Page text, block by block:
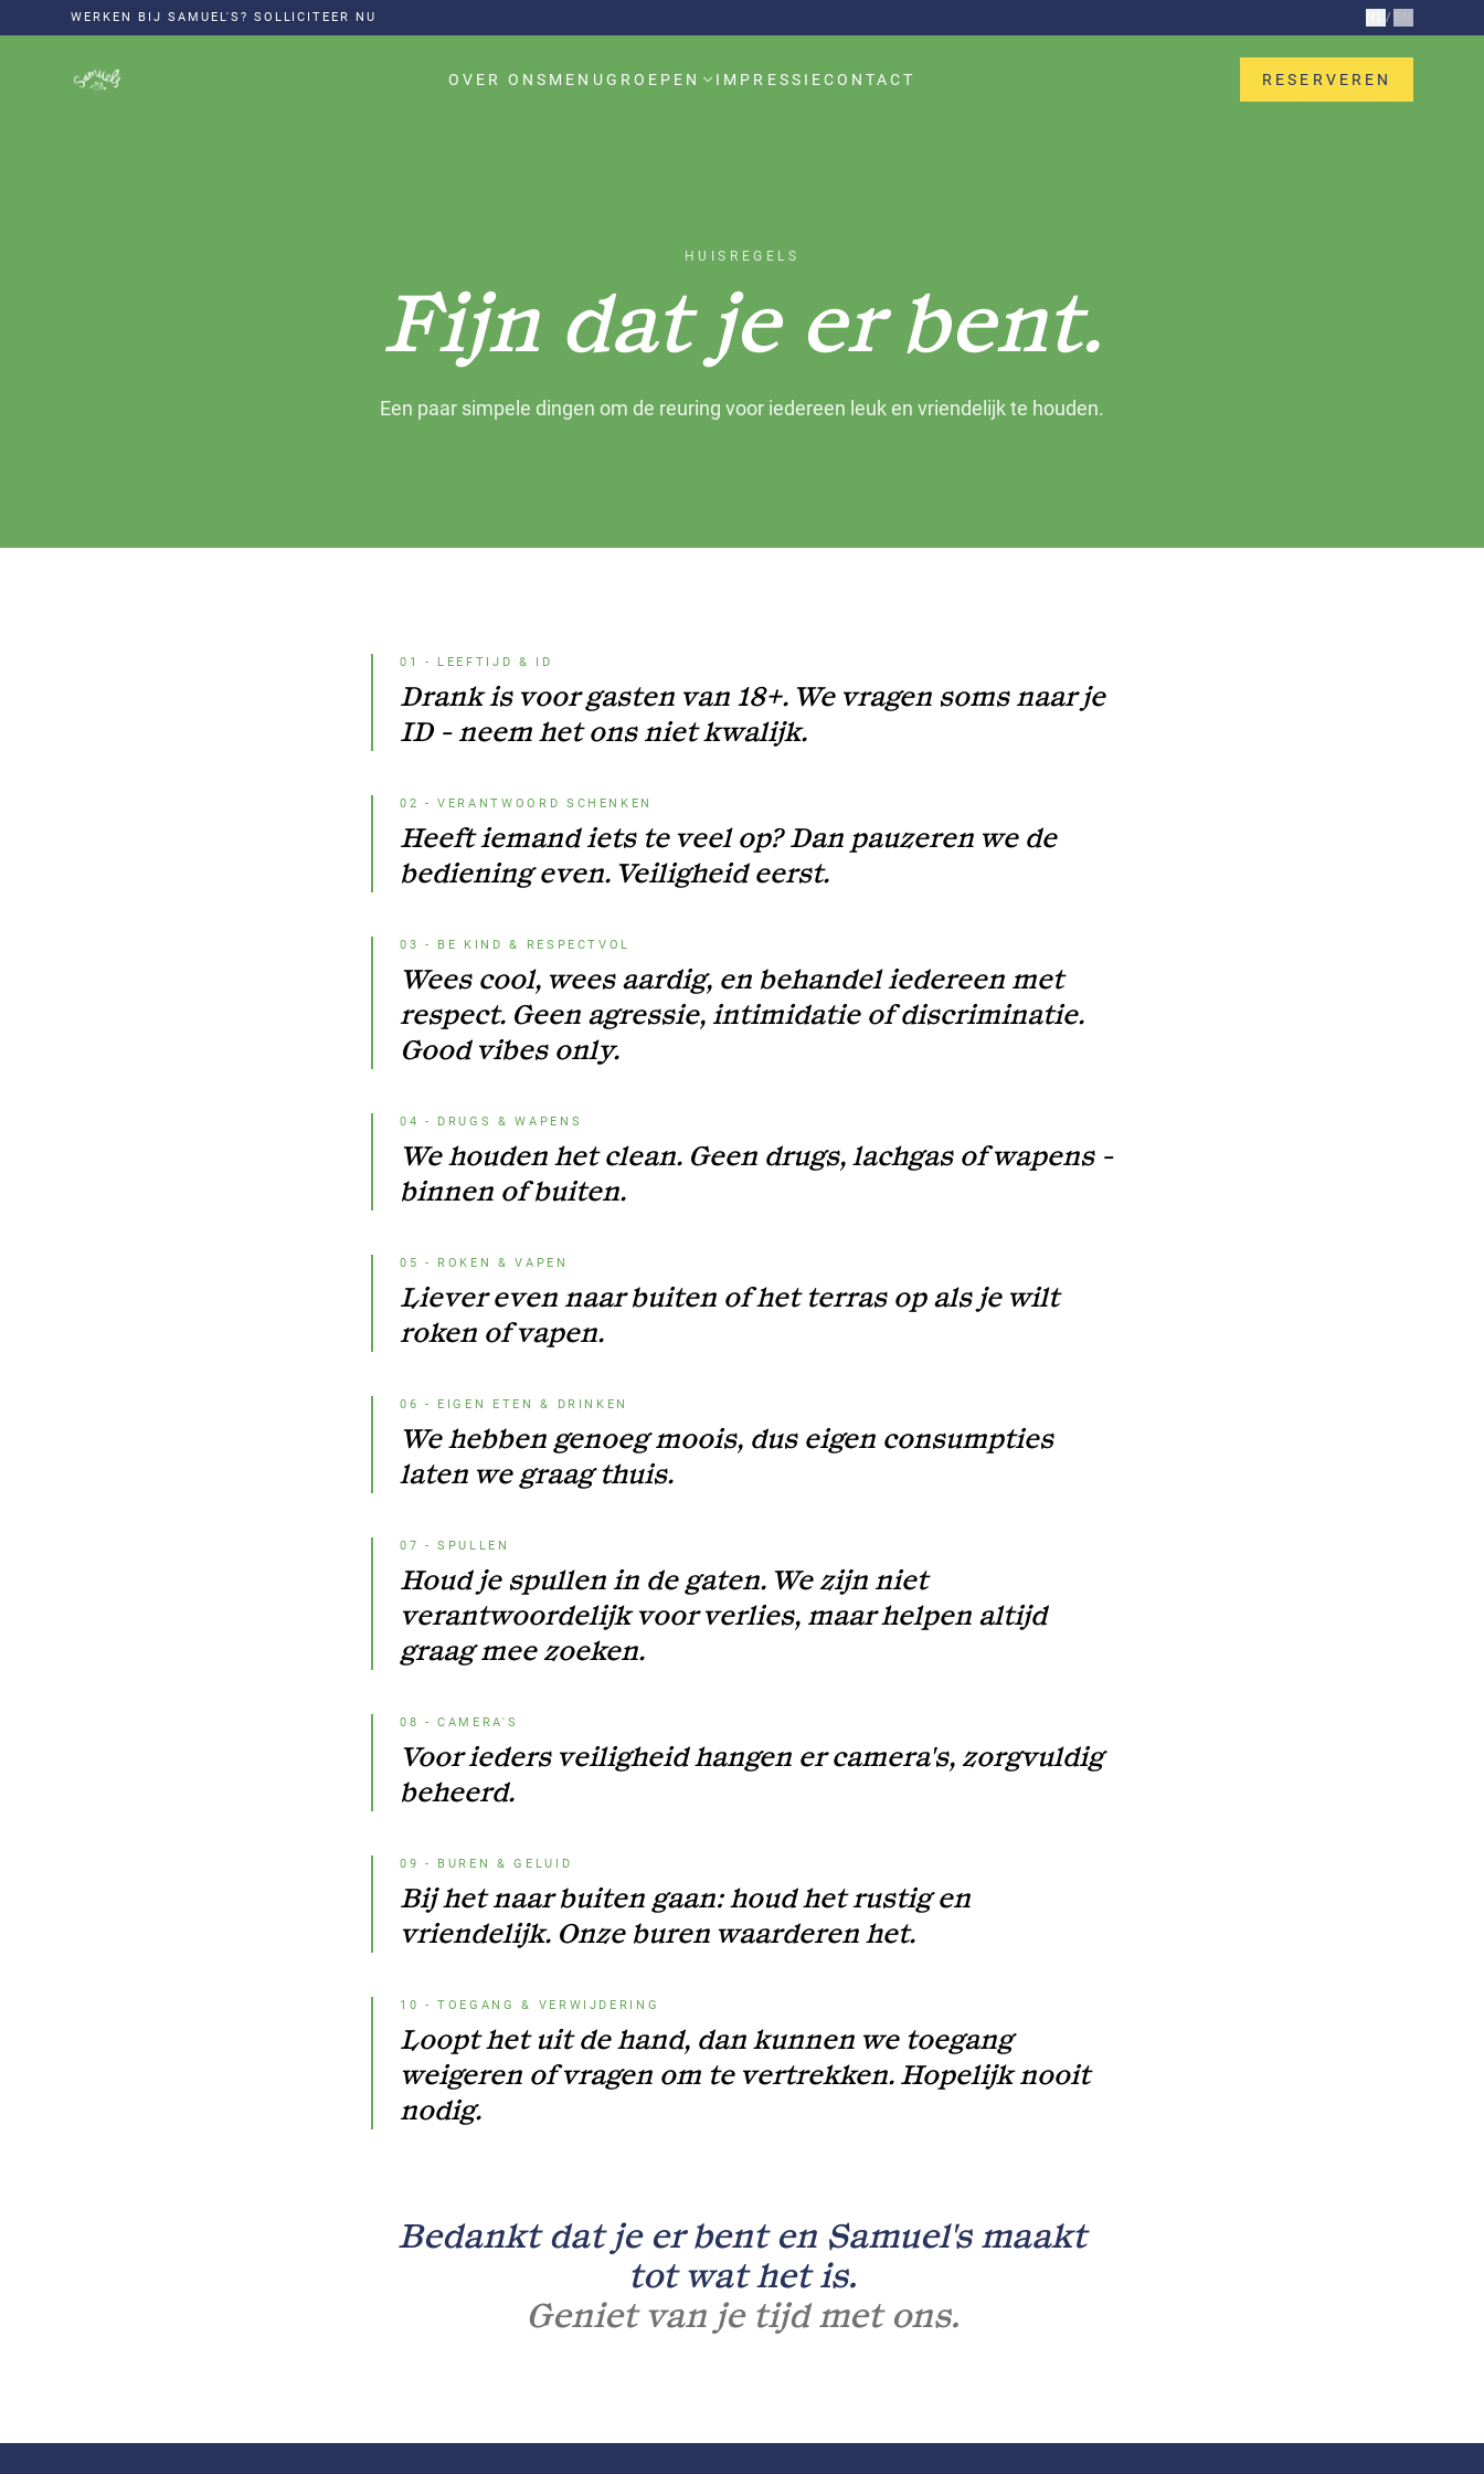
WERKEN BIJ SAMUEL'S? SOLLICITEER NU NL/
OVER ONS MENUGROEPEN IMPRESSIECONTACT RESERVEREN
HUISREGELS
Fijn dat je er bent.
Een paar simpele dingen om de reuring voor iedereen leuk en vriendelijk te houden.
01 - LEEFTIJD & ID
Drank is voor gasten van 18+. We vragen soms naar je
ID - neem het ons niet kwalijk.
02 -VERANTWOORD SCHENKEN
Heeft iemand iets te veel op? Dan pauzeren we de
bediening even. Veiligheid eerst.
03 - BE KIND & RESPECTVOL
Wees cool, wees aardig, en behandel iedereen met
respect. Geen agressie, intimidatie of discriminatie.
Good vibes only.
04 - DRUGS & WAPENS
We houden het clean. Geen drugs, lachgas of wapens -
binnen of buiten.
05 - ROKEN & VAPEN
Liever even naar buiten of het terras op als je wilt
roken of vapen.
06 - EIGEN ETEN & DRINKEN
We hebben genoeg moois, dus eigen consumpties
laten we graag thuis.
07 -SPULLEN
Houd je spullen in de gaten. We zijn niet
verantwoordelijk voor verlies, maar helpen altijd
graag mee zoeken.
08 -CAMERA'S
Voor ieders veiligheid hangen er camera's, zorgvuldig
beheerd.
09 - BUREN & GELUID
Bij het naar buiten gaan: houd het rustig en
vriendelijk. Onze buren waarderen het.
10 -TOEGANG & VERWIJDERING
Loopt het uit de hand, dan kunnen we toegang
weigeren of vragen om te vertrekken. Hopelijk nooit
nodig.
Bedankt dat je er bent en Samuel's maakt
tot wat het is.
Geniet van je tijd met ons.